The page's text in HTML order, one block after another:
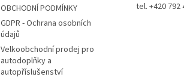
OBCHODNÍ PODMÍNKY
GDPR - Ochrana osobních
údajů
Velkoobchodní prodej pro
autodoplňky a
autopříslušenství
tel. +420 792